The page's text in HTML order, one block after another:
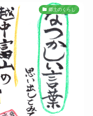
郷土のくらし